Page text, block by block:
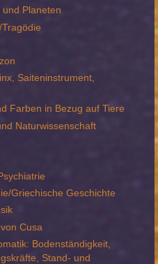
Planeten
Saiteninstrument,
Farben in Bezug auf Tiere
Naturwissenschaft
Griechische Geschichte
Cusa
Bodenständigkeit,
Stand- und